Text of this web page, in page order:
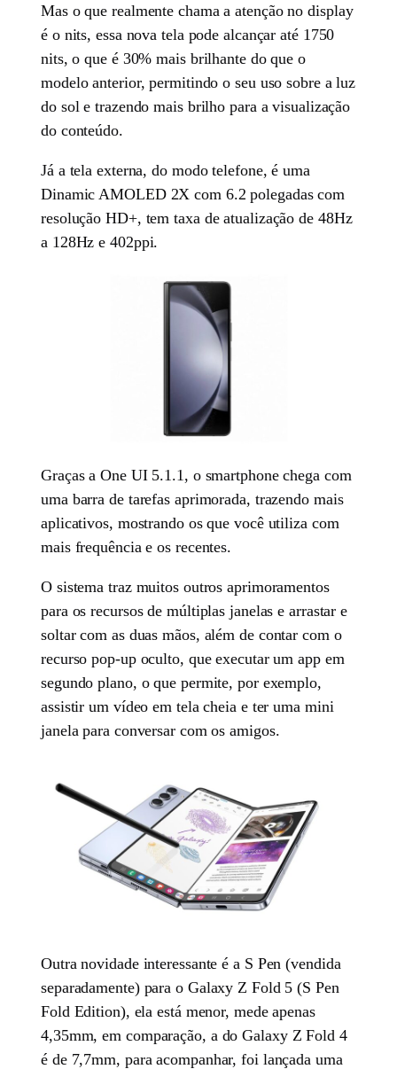
Mas o que realmente chama a atenção no display
é o nits, essa nova tela pode alcançar até 1750
nits, o que é 30% mais brilhante do que o
modelo anterior, permitindo o seu uso sobre a luz
do sol e trazendo mais brilho para a visualização
do conteúdo.
Já a tela externa, do modo telefone, é uma
Dinamic AMOLED 2X com 6.2 polegadas com
resolução HD+, tem taxa de atualização de 48Hz
a 128Hz e 402ppi.
Graças a One UI 5.1.1, o smartphone chega com
uma barra de tarefas aprimorada, trazendo mais
aplicativos, mostrando os que você utiliza com
mais frequência e os recentes.
O sistema traz muitos outros aprimoramentos
para os recursos de múltiplas janelas e arrastar e
soltar com as duas mãos, além de contar com o
recurso pop-up oculto, que executar um app em
segundo plano, o que permite, por exemplo,
assistir um vídeo em tela cheia e ter uma mini
janela para conversar com os amigos.
Outra novidade interessante é a S Pen (vendida
separadamente) para o Galaxy Z Fold 5 (S Pen
Fold Edition), ela está menor, mede apenas
4,35mm, em comparação, a do Galaxy Z Fold 4
é de 7,7mm, para acompanhar, foi lançada uma